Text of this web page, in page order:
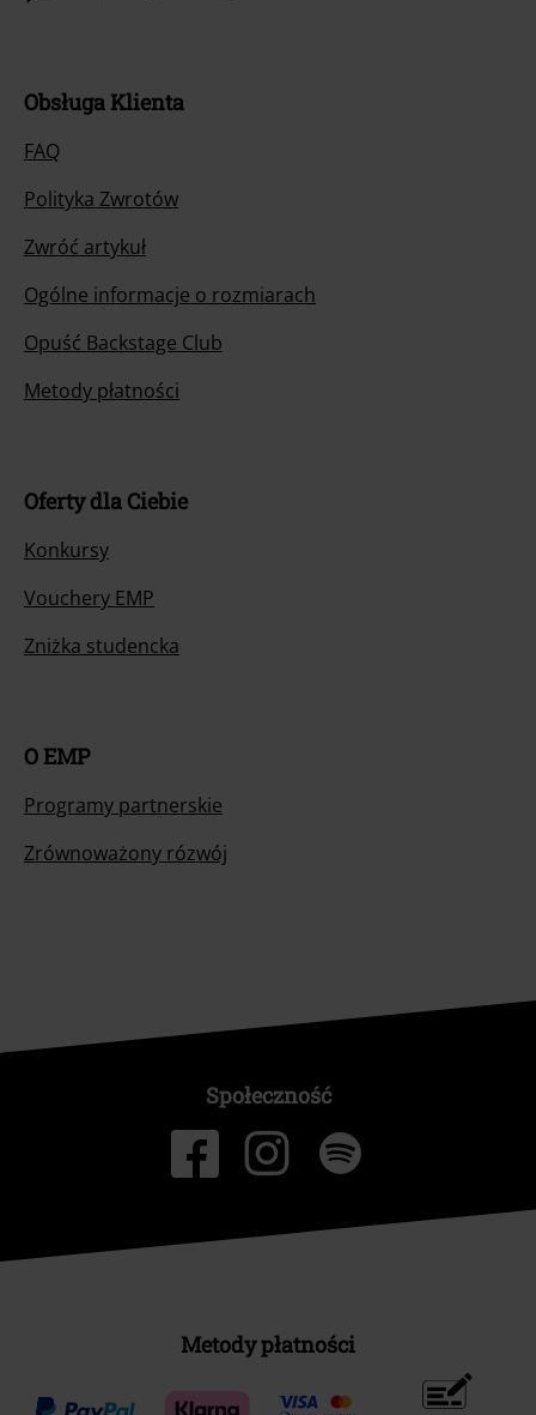
Obsługa Klienta
FAQ
Polityka Zwrotów
Zwróć artykuł
Ogólne informacje o rozmiarach
Opuść Backstage Club
Metody płatności
Oferty dla Ciebie
Konkursy
Vouchery EMP
Zniżka studencka
O EMP
Programy partnerskie
Zrównoważony rózwój
Społeczność
Metody płatności